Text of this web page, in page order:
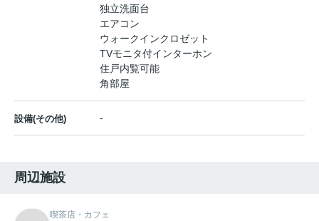
独立洗面台
エアコン
ウォークインクロゼット
TVモニタ付インターホン
住戸内覧可能
角部屋
設備(その他) -
周辺施設
喫茶店・カフェ